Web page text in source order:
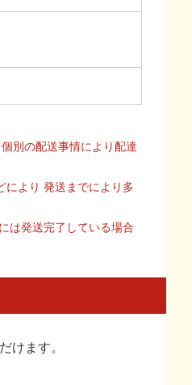
別の配送事情により配達
により 発送までにより多
は発送完了している場合
けます。